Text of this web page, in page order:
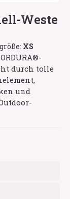
Weste
XS
durch tolle
und